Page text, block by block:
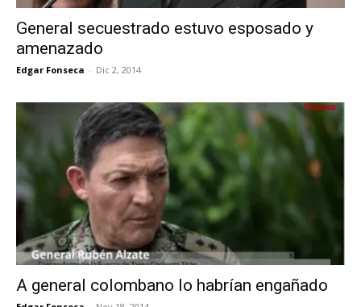
General secuestrado estuvo esposado y
amenazado
Edgar Fonseca - Dic 2, 2014
A general colombano lo habrían engañado